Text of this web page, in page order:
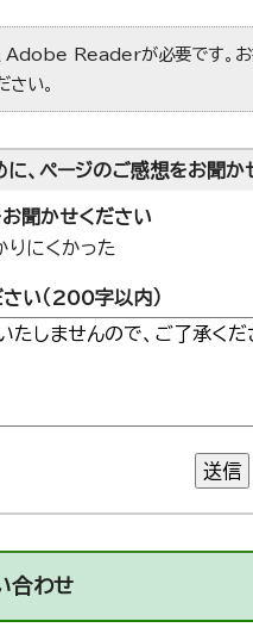
Adobe Readerが必要です。
さい。
に、ページのご感想をお聞か
聞かせください
りにくかった
い（200字以内）
送信
合わせ